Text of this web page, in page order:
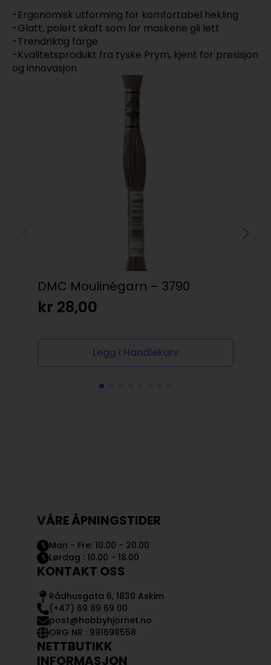
-Ergonomisk utforming for komfortabel hekling
-Glatt, polert skaft som lar maskene gli lett
-Trendriktig farge
-Kvalitetsprodukt fra tyske Prym, kjent for presisjon
og innovasjon
DMC Moulinégarn – 3790
kr 28,00
Legg I Handlekurv
VÅRE ÅPNINGSTIDER
Man - Fre: 10.00 - 20.00
Lørdag : 10.00 - 18.00
KONTAKT OSS
Rådhusgata 6, 1830 Askim
(+47) 69 89 69 00
post@hobbyhjornet.no
ORG NR : 991698558
NETTBUTIKK
INFORMASJON